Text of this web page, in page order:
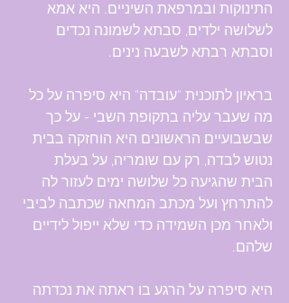
התינוקות ובמרפאת השיניים. היא אמא
לשלושה ילדים, סבתא לשמונה נכדים
וסבתא רבתא לשבעה נינים.
בראיון לתוכנית "עובדה" היא סיפרה על כל
מה שעבר עליה בתקופת השבי - על כך
שבשבועיים הראשונים היא הוחזקה בבית
נטוש לבדה, רק עם שומריה, על בעלת
הבית שהגיעה כל שלושה ימים לעזור לה
להתרחץ ועל מכתב המחאה שכתבה לביבי
ולאחר מכן השמידה כדי שלא ייפול לידיים
שלהם.
היא סיפרה על הרגע בו ראתה את נכדתה